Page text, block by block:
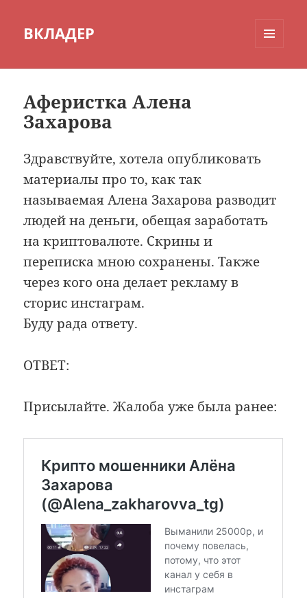
ВКЛАДЕР
Аферистка Алена
Захарова
Здравствуйте, хотела опубликовать
материалы про то, как так
называемая Алена Захарова разводит
людей на деньги, обещая заработать
на криптовалюте. Скрины и
переписка мною сохранены. Также
через кого она делает рекламу в
сторис инстаграм.
Буду рада ответу.
ОТВЕТ:
Присылайте. Жалоба уже была ранее: